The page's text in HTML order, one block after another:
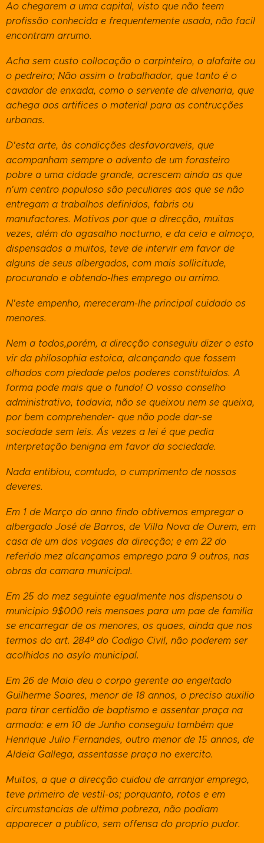
Ao chegarem a uma capital, visto que não teem
profissão conhecida e frequentemente usada, não facil
encontram arrumo.
Acha sem custo collocação o carpinteiro, o alafaite ou
o pedreiro; Não assim o trabalhador, que tanto é o
cavador de enxada, como o servente de alvenaria, que
achega aos artifices o material para as contrucções
urbanas.
D'esta arte, às condicções desfavoraveis, que
acompanham sempre o advento de um forasteiro
pobre a uma cidade grande, acrescem ainda as que
n'um centro populoso são peculiares aos que se não
entregam a trabalhos definidos, fabris ou
manufactores. Motivos por que a direcção, muitas
vezes, além do agasalho nocturno, e da ceia e almoço,
dispensados a muitos, teve de intervir em favor de
alguns de seus albergados, com mais sollicitude,
procurando e obtendo-lhes emprego ou arrimo.
N'este empenho, mereceram-lhe principal cuidado os
menores.
Nem a todos,porém, a direcção conseguiu dizer o esto
vir da philosophia estoica, alcançando que fossem
olhados com piedade pelos poderes constituidos. A
forma pode mais que o fundo! O vosso conselho
administrativo, todavia, não se queixou nem se queixa,
por bem comprehender- que não pode dar-se
sociedade sem leis. Ás vezes a lei é que pedia
interpretação benigna em favor da sociedade.
Nada entibiou, comtudo, o cumprimento de nossos
deveres.
Em 1 de Março do anno findo obtivemos empregar o
albergado José de Barros, de Villa Nova de Ourem, em
casa de um dos vogaes da direcção; e em 22 do
referido mez alcançamos emprego para 9 outros, nas
obras da camara municipal.
Em 25 do mez seguinte egualmente nos dispensou o
municipio 9$000 reis mensaes para um pae de familia
se encarregar de os menores, os quaes, ainda que nos
termos do art. 284º do Codigo Civil, não poderem ser
acolhidos no asylo municipal.
Em 26 de Maio deu o corpo gerente ao engeitado
Guilherme Soares, menor de 18 annos, o preciso auxilio
para tirar certidão de baptismo e assentar praça na
armada: e em 10 de Junho conseguiu também que
Henrique Julio Fernandes, outro menor de 15 annos, de
Aldeia Gallega, assentasse praça no exercito.
Muitos, a que a direcção cuidou de arranjar emprego,
teve primeiro de vestil-os; porquanto, rotos e em
circumstancias de ultima pobreza, não podiam
apparecer a publico, sem offensa do proprio pudor.